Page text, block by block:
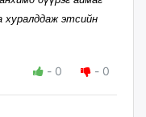
хуралддаж этсийн
- 0 - 0